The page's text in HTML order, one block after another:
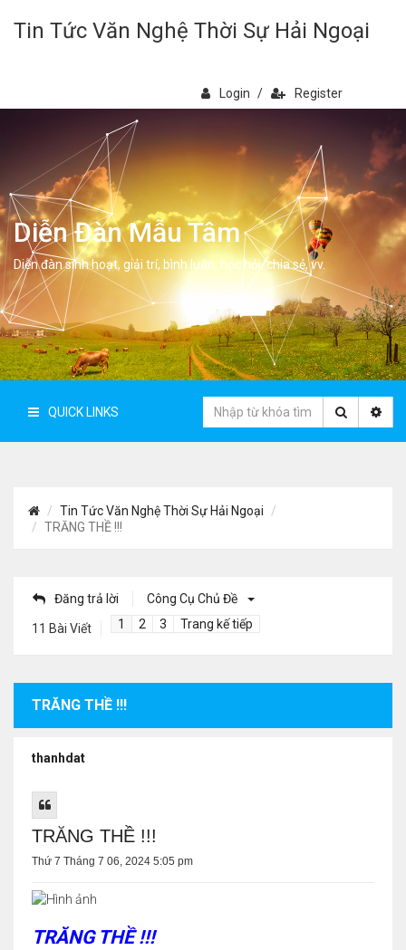
Tin Tức Văn Nghệ Thời Sự Hải Ngoại
Login / Register
Diễn Đàn Mẫu Tâm
Diễn đàn sinh hoạt, giải trí, bình luân, học hỏi, chia sẻ, vv.
QUICK LINKS
Tin Tức Văn Nghệ Thời Sự Hải Ngoại
TRĂNG THỀ !!!
Đăng trả lời Công Cụ Chủ Đề
11 Bài Viết 1 2 3 Trang kế tiếp
TRĂNG THỀ !!!
thanhdat
TRĂNG THỀ !!!
Thứ 7 Tháng 7 06, 2024 5:05 pm
TRĂNG THỀ !!!